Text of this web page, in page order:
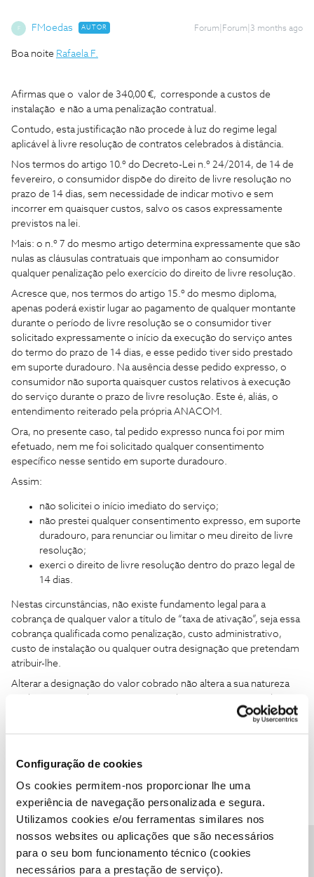
Configuração de cookies
Os cookies permitem-nos proporcionar lhe uma
experiência de navegação personalizada e segura.
Utilizamos cookies e/ou ferramentas similares nos
nossos websites ou aplicações que são necessários
para o seu bom funcionamento técnico (cookies
necessários para a prestação de serviço).
F FMoedas AUTOR Forum|Forum|3 months ago
Boa noite Rafaela F.
Afirmas que o valor de 340,00 €, corresponde a custos de
instalação e não a uma penalização contratual.
Contudo, esta justificação não procede à luz do regime legal
aplicável à livre resolução de contratos celebrados à distância.
Nos termos do artigo 10.º do Decreto-Lei n.º 24/2014, de 14 de
fevereiro, o consumidor dispõe do direito de livre resolução no
prazo de 14 dias, sem necessidade de indicar motivo e sem
incorrer em quaisquer custos, salvo os casos expressamente
previstos na lei.
Mais: o n.º 7 do mesmo artigo determina expressamente que são
nulas as cláusulas contratuais que imponham ao consumidor
qualquer penalização pelo exercício do direito de livre resolução.
Acresce que, nos termos do artigo 15.º do mesmo diploma,
apenas poderá existir lugar ao pagamento de qualquer montante
durante o período de livre resolução se o consumidor tiver
solicitado expressamente o início da execução do serviço antes
do termo do prazo de 14 dias, e esse pedido tiver sido prestado
em suporte duradouro. Na ausência desse pedido expresso, o
consumidor não suporta quaisquer custos relativos à execução
do serviço durante o prazo de livre resolução. Este é, aliás, o
entendimento reiterado pela própria ANACOM.
Ora, no presente caso, tal pedido expresso nunca foi por mim
efetuado, nem me foi solicitado qualquer consentimento
específico nesse sentido em suporte duradouro.
Assim:
não solicitei o início imediato do serviço;
não prestei qualquer consentimento expresso, em suporte
duradouro, para renunciar ou limitar o meu direito de livre
resolução;
exerci o direito de livre resolução dentro do prazo legal de
14 dias.
Nestas circunstâncias, não existe fundamento legal para a
cobrança de qualquer valor a título de “taxa de ativação”, seja essa
cobrança qualificada como penalização, custo administrativo,
custo de instalação ou qualquer outra designação que pretendam
atribuir-lhe.
Alterar a designação do valor cobrado não altera a sua natureza
do exercício do direito de livre resolução e, como tal, é
condições especificas do serviço entregues no momento da
Tal afirmação não corresponde à realidade.
As cláusulas contratuais nunca me foram enviadas, nem por
correio eletrónico nem por correio postal.
Agradeço, por isso, que façam prova documental do alegado
envio, designadamente com indicação: